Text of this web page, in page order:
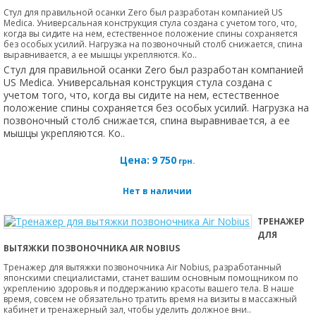
Стул для правильной осанки Zero был разработан компанией US
Medica. Универсальная конструкция стула создана с учетом того, что,
когда вы сидите на нем, естественное положение спины сохраняется
без особых усилий. Нагрузка на позвоночный столб снижается, спина
выравнивается, а ее мышцы укрепляются. Ко..
Стул для правильной осанки Zero был разработан компанией
US Medica. Универсальная конструкция стула создана с
учетом того, что, когда вы сидите на нем, естественное
положение спины сохраняется без особых усилий. Нагрузка на
позвоночный столб снижается, спина выравнивается, а ее
мышцы укрепляются. Ко..
Цена: 9 750грн.
Нет в наличии
ТРЕНАЖЕР
ДЛЯ
ВЫТЯЖКИ ПОЗВОНОЧНИКА AIR NOBIUS
Тренажер для вытяжки позвоночника Air Nobius, разработанный
японскими специалистами, станет вашим основным помощником по
укреплению здоровья и поддержанию красоты вашего тела. В наше
время, совсем не обязательно тратить время на визиты в массажный
кабинет и тренажерный зал, чтобы уделить должное вни..